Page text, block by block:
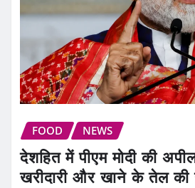
FOOD NEWS
देशहित में पीएम मोदी की
खरीदारी और खाने के तेल